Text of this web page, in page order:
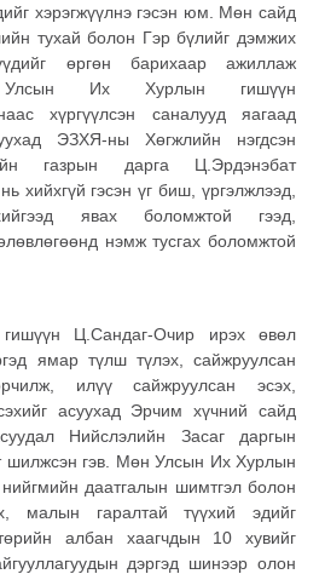
хэрэгжүүлнэ гэсэн юм. Мөн сайд
тухай болон Гэр бүлийг дэмжих
өргөн барихаар ажиллаж
Улсын Их Хурлын гишүүн
хүргүүлсэн саналууд яагаад
ЭЗХЯ-ны Хөгжлийн нэгдсэн
газрын дарга Ц.Эрдэнэбат
хийхгүй гэсэн үг биш, үргэлжлээд,
явах боломжтой гээд,
нэмж тусгах боломжтой
Ц.Сандаг-Очир ирэх өвөл
ямар түлш түлэх, сайжруулсан
илүү сайжруулсан эсэх,
асуухад Эрчим хүчний сайд
Нийслэлийн Засаг даргын
шилжсэн гэв. Мөн Улсын Их Хурлын
даатгалын шимтгэл болон
малын гаралтай түүхий эдийг
албан хаагчдын 10 хувийг
дэргэд шинээр олон